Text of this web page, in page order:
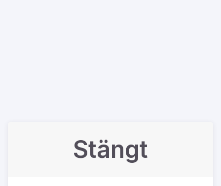
Stängt